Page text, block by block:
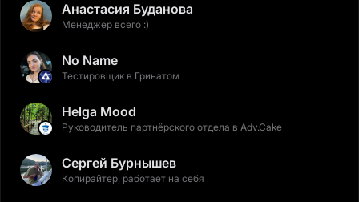
Анастасия Буданова
Менеджер всего :)
No Name
Тестировщик в Гринатом
Helga Mood
Руководитель партнёрского отдела в Adv.Cake
Сергей Бурнышев
Копирайтер, работает на себя